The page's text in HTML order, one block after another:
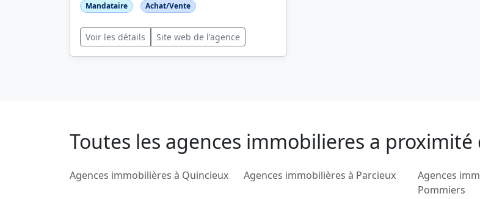
Mandataire Achat/Vente
Voir les détails Site web de l'agence
Toutes les agences immobilieres a
Agences immobilières à Quincieux Agences immobilières à Parcieux
Agences
Pommiers